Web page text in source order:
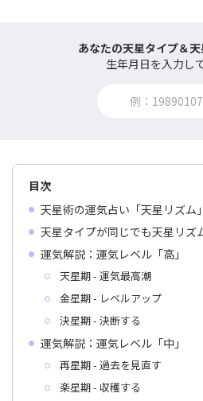
あなたの天星タイプ＆
生年月日を入力し
目次
天星術の運気占い「天星リズム」
天星タイプが同じでも天星リズ
運気解説：運気レベル「高」
天星期 - 運気最高潮
金星期 - レベルアップ
決星期 - 決断する
運気解説：運気レベル「中」
再星期 - 過去を見直す
楽星期 - 収穫する